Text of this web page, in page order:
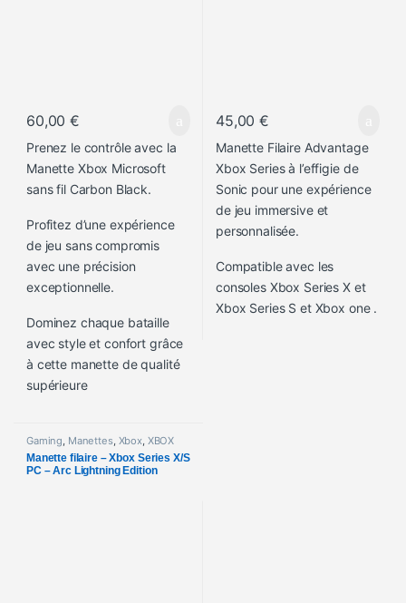
60,00€
Prenez le contrôle avec la
Manette Xbox Microsoft
sans fil Carbon Black.
Profitez d’une expérience
de jeu sans compromis
avec une précision
exceptionnelle.
Dominez chaque bataille
avec style et confort grâce
à cette manette de qualité
supérieure
45,00€
Manette Filaire Advantage
Xbox Series à l’effigie de
Sonic pour une expérience
de jeu immersive et
personnalisée.
Compatible avec les
consoles Xbox Series X et
Xbox Series S et Xbox one .
Gaming, Manettes, Xbox, XBOX
Manette filaire – Xbox Series X/S
PC – Arc Lightning Edition